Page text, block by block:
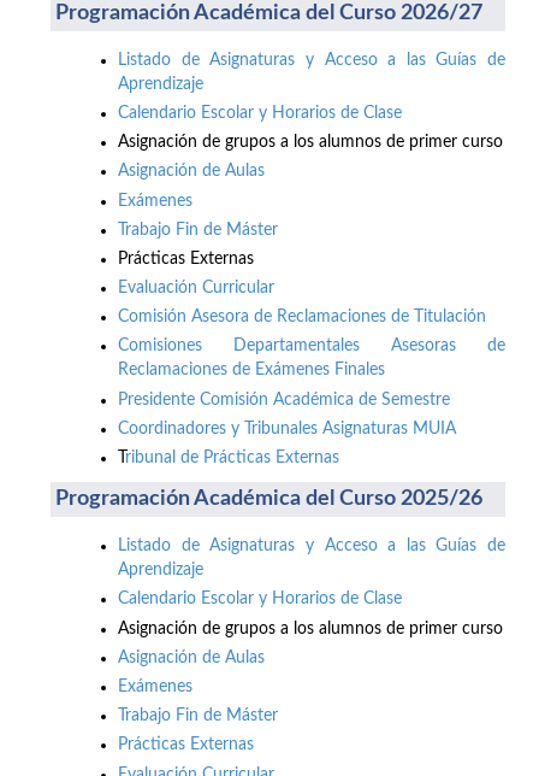
Programación Académica del Curso 2026/27
Listado de Asignaturas y Acceso a las Guías de
Aprendizaje
Calendario Escolar y Horarios de Clase
Asignación de grupos a los alumnos de primer curso
Asignación de Aulas
Exámenes
Trabajo Fin de Máster
Prácticas Externas
Evaluación Curricular
Comisión Asesora de Reclamaciones de Titulación
Comisiones Departamentales Asesoras de
Reclamaciones de Exámenes Finales
Presidente Comisión Académica de Semestre
Coordinadores y Tribunales Asignaturas MUIA
ribunal de Prácticas Externas
Programación Académica del Curso 2025/26
Listado de Asignaturas y Acceso a las Guías de
Aprendizaje
Calendario Escolar y Horarios de Clase
Asignación de grupos a los alumnos de primer curso
Asignación de Aulas
Exámenes
Trabajo Fin de Máster
Prácticas Externas